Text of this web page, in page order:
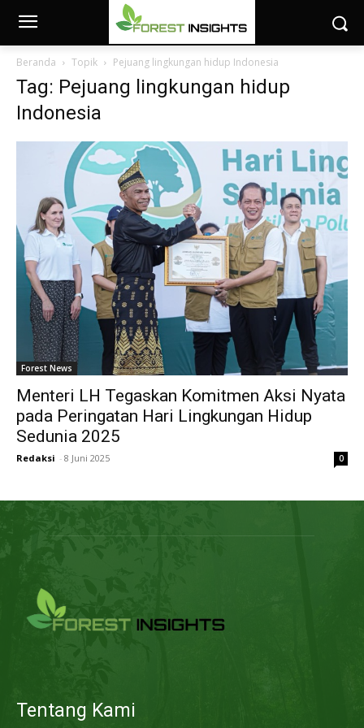
Beranda Topik Pejuang lingkungan hidup Indonesia
Tag: Pejuang lingkungan hidup
Indonesia
Forest News
Menteri LH Tegaskan Komitmen Aksi Nyata
pada Peringatan Hari Lingkungan Hidup
Sedunia 2025
Redaksi - 8 Juni 2025 0
Tentang Kami